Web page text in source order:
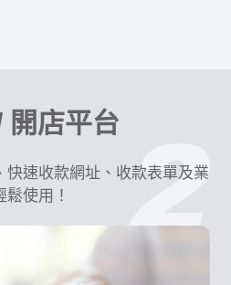
開店平台
快速收款網址、收款表單及業
使用！